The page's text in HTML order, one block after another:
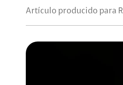
5G
Travesía por
Artículo producido para